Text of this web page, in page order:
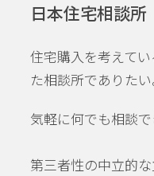
日本住宅相談所
住宅購入を考えて
た相談所でありたい
気軽に何でも相談
第三者性の中立的